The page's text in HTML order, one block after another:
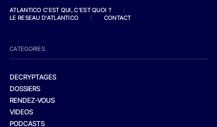
ATLANTICO C'EST QUI, C'EST QUOI ?
/
LE RESEAU D'ATLANTICO
/ CONTACT
CATEGORIES
DECRYPTAGES
DOSSIERS
RENDEZ-VOUS
VIDEOS
PODCASTS